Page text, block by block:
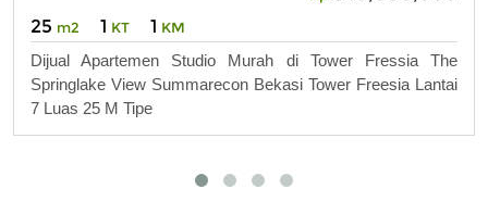
25 m2 1 KT 1 KM
Dijual Apartemen Studio Murah di Tower Fressia The
Springlake View Summarecon Bekasi Tower Freesia Lantai
7 Luas 25 M Tipe